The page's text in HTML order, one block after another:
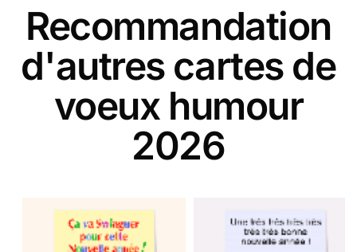
Recommandation
d'autres cartes de
voeux humour
2026